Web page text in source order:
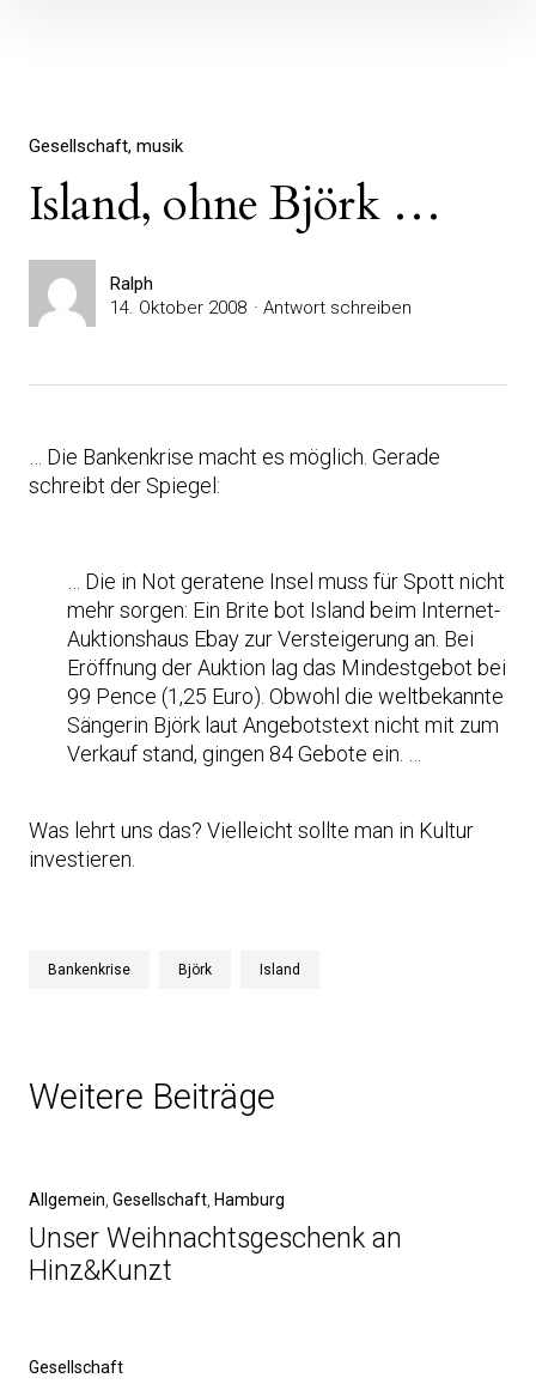
Gesellschaft musik
Island, ohne Björk …
Ralph
14. Oktober 2008
Antwort schreiben
… Die Bankenkrise macht es möglich. Gerade
schreibt der Spiegel:
… Die in Not geratene Insel muss für Spott nicht
mehr sorgen: Ein Brite bot Island beim Internet-
Auktionshaus Ebay zur Versteigerung an. Bei
Eröffnung der Auktion lag das Mindestgebot bei
99 Pence (1,25 Euro). Obwohl die weltbekannte
Sängerin Björk laut Angebotstext nicht mit zum
Verkauf stand, gingen 84 Gebote ein. …
Was lehrt uns das? Vielleicht sollte man in Kultur
investieren.
Bankenkrise Björk Island
Weitere Beiträge
Allgemein Gesellschaft Hamburg
Unser Weihnachtsgeschenk an
Hinz&Kunzt
Gesellschaft